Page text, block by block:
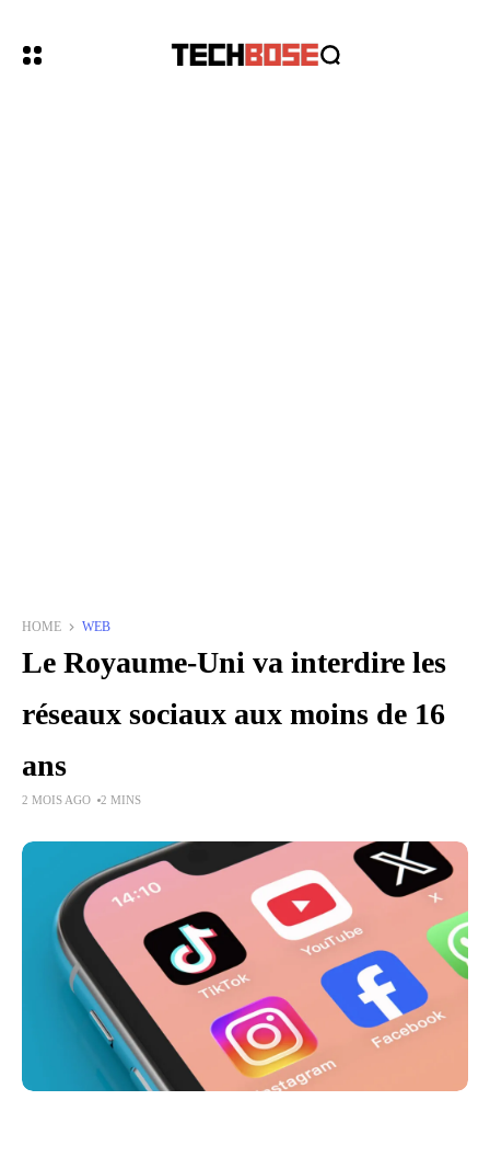
HOME WEB
Le Royaume-Uni va interdire les
réseaux sociaux aux moins de 16
ans
2 MOIS AGO 2 MINS